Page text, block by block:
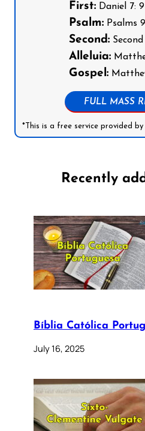
First:Daniel 7: 9-
Psalm:Psalms
Second:Second
Alleluia:
Gospel:
FULL MASS
*This is a free service provided
Recently
Bíblia Católica
July 16, 2025